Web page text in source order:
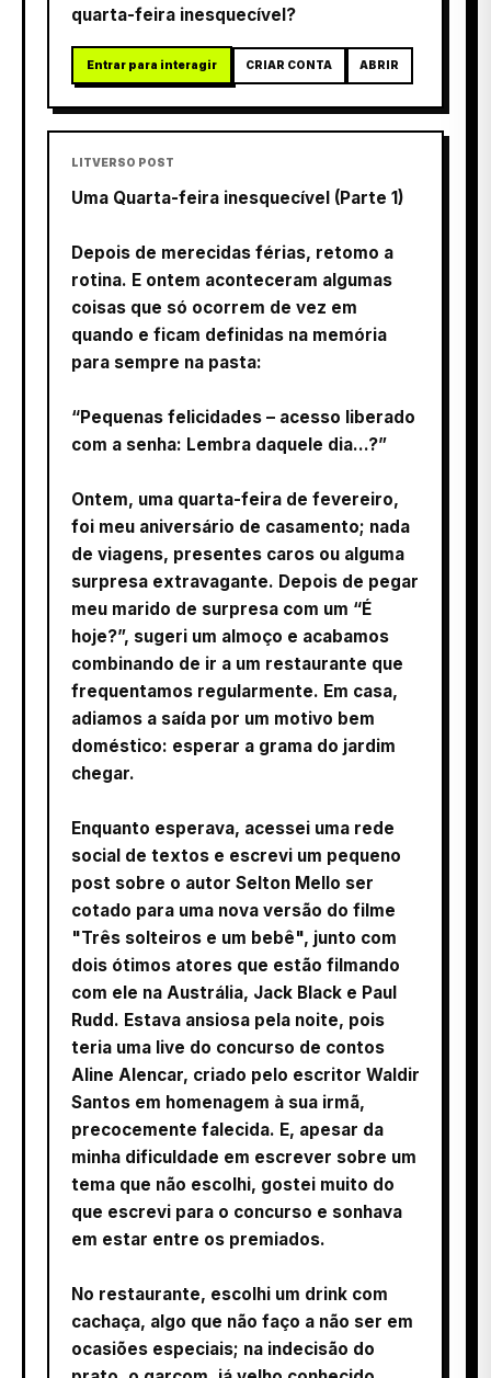
quarta-feira inesquecível?
Entrar para interagir CRIAR CONTA ABRIR
LITVERSO POST
Uma Quarta-feira inesquecível (Parte 1)
Depois de merecidas férias, retomo a
rotina. E ontem aconteceram algumas
coisas que só ocorrem de vez em
quando e ficam definidas na memória
para sempre na pasta:
“Pequenas felicidades – acesso liberado
com a senha: Lembra daquele dia...?”
Ontem, uma quarta-feira de fevereiro,
foi meu aniversário de casamento; nada
de viagens, presentes caros ou alguma
surpresa extravagante. Depois de pegar
meu marido de surpresa com um “É
hoje?”, sugeri um almoço e acabamos
combinando de ir a um restaurante que
frequentamos regularmente. Em casa,
adiamos a saída por um motivo bem
doméstico: esperar a grama do jardim
chegar.
Enquanto esperava, acessei uma rede
social de textos e escrevi um pequeno
post sobre o autor Selton Mello ser
cotado para uma nova versão do filme
"Três solteiros e um bebê", junto com
dois ótimos atores que estão filmando
com ele na Austrália, Jack Black e Paul
Rudd. Estava ansiosa pela noite, pois
teria uma live do concurso de contos
Aline Alencar, criado pelo escritor Waldir
Santos em homenagem à sua irmã,
precocemente falecida. E, apesar da
minha dificuldade em escrever sobre um
tema que não escolhi, gostei muito do
que escrevi para o concurso e sonhava
em estar entre os premiados.
No restaurante, escolhi um drink com
cachaça, algo que não faço a não ser em
ocasiões especiais; na indecisão do